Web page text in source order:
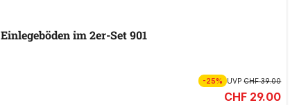
Einlegeböden im 2er-Set 901
-25% UVPCHF 39.00
CHF 29.00